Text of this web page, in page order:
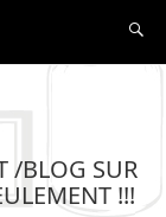
/BLOG SUR
!!!